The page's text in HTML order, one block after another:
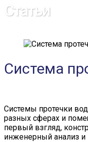
Статьи
Система
Системы протечки
разных сферах и
первый взгляд,
инженерный анализ и